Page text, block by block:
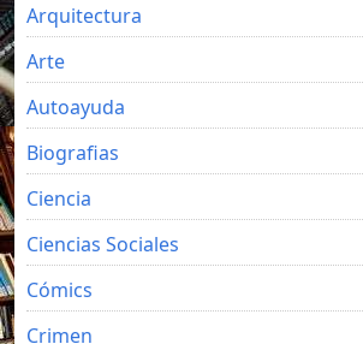
Arquitectura
Arte
Autoayuda
Biografias
Ciencia
Ciencias Sociales
Cómics
Crimen